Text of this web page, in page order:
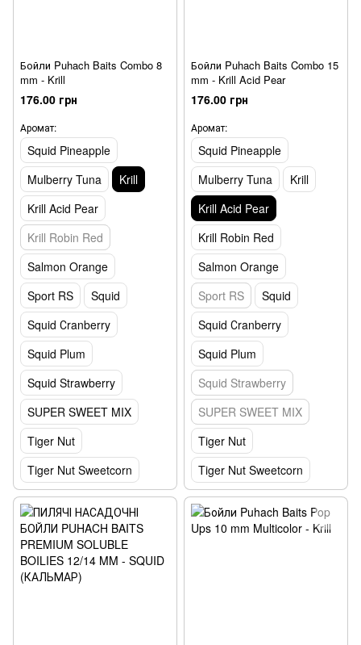
Бойли Puhach Baits Combo 8
mm - Krill
176.00 грн
Аромат:
Squid Pineapple
Mulberry Tuna
Krill
Krill Acid Pear
Krill Robin Red
Salmon Orange
Sport RS
Squid
Squid Сranberry
Squid Plum
Squid Strawberry
SUPER SWEET MIX
Tiger Nut
Tiger Nut Sweetcorn
Бойли Puhach Baits Combo 15
mm - Krill Acid Pear
176.00 грн
Аромат:
Squid Pineapple
Mulberry Tuna
Krill
Krill Acid Pear
Krill Robin Red
Salmon Orange
Sport RS
Squid
Squid Сranberry
Squid Plum
Squid Strawberry
SUPER SWEET MIX
Tiger Nut
Tiger Nut Sweetcorn